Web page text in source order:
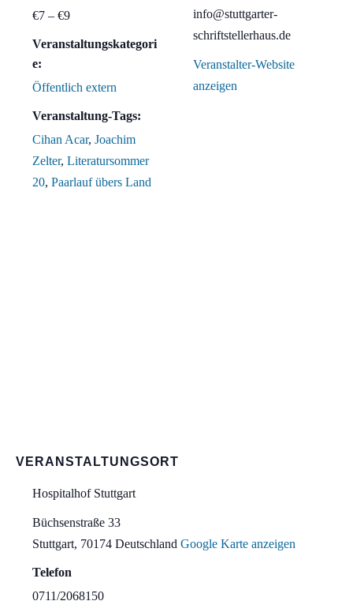
€7 – €9
Veranstaltungskategori
e:
Öffentlich extern
Veranstaltung-Tags:
Cihan Acar, Joachim
Zelter, Literatursommer
20, Paarlauf übers Land
info@stuttgarter-
schriftstellerhaus.de
Veranstalter-Website
anzeigen
VERANSTALTUNGSORT
Hospitalhof Stuttgart
Büchsenstraße 33
Stuttgart, 70174 Deutschland Google Karte anzeigen
Telefon
0711/2068150